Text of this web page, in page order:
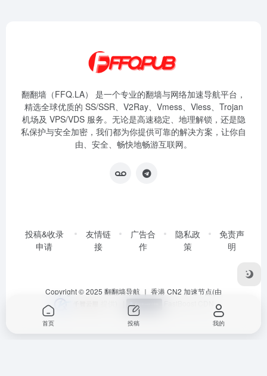
翻翻墙（FFQ.LA） 是一个专业的翻墙与网络加速导航平台，
精选全球优质的 SS/SSR、V2Ray、Vmess、Vless、Trojan
机场及 VPS/VDS 服务。无论是高速稳定、地理解锁，还是隐
私保护与安全加密，我们都为你提供可靠的解决方案，让你自
由、安全、畅快地畅游互联网。
投稿&收录
申请
友情链
接
广告合
作
隐私政
策
免责声
明
Copyright © 2025 翻翻墙导航 ｜ 香港 CN2 加速节点(由
首页 投稿 我的